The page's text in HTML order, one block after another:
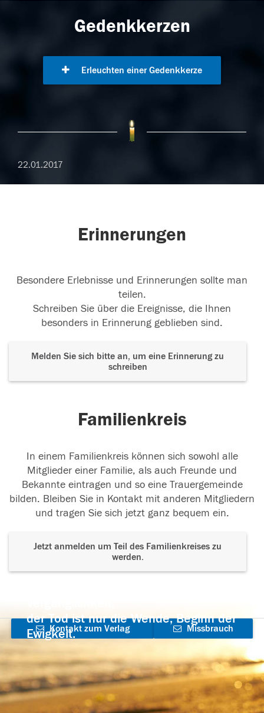
Gedenkkerzen
Erleuchten einer Gedenkkerze
22.01.2017
Erinnerungen
Besondere Erlebnisse und Erinnerungen sollte man
teilen.
Schreiben Sie über die Ereignisse, die Ihnen
besonders in Erinnerung geblieben sind.
Melden Sie sich bitte an, um eine Erinnerung zu
schreiben
Familienkreis
In einem Familienkreis können sich sowohl alle
Mitglieder einer Familie, als auch Freunde und
Bekannte eintragen und so eine Trauergemeinde
bilden. Bleiben Sie in Kontakt mit anderen Mitgliedern
und tragen Sie sich jetzt ganz bequem ein.
Jetzt anmelden um Teil des Familienkreises zu
werden.
der Tod ist nur die Wende, Beginn der
Ewigkeit.
Kontakt zum Verlag
aufnehmen
Missbrauch